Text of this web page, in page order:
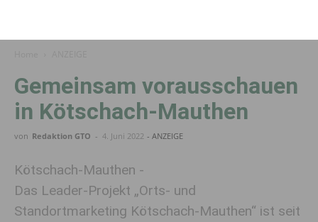
Gemeinsam vorausschauen
in Kötschach-Mauthen
von Redaktion GTO - 4. Juni 2022 - ANZEIGE
Kötschach-Mauthen -
Das Leader-Projekt „Orts- und
Standortmarketing Kötschach-Mauthen“ ist seit